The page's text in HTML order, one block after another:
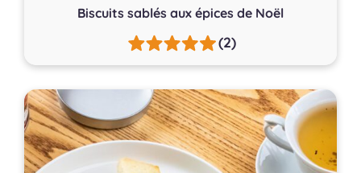
Biscuits sablés aux épices de Noël
(2)